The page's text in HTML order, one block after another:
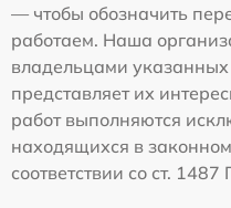
— чтобы обозначить
работаем. Наша
владельцами
представляет их
работ выполняются
находящихся в
соответствии со ст.